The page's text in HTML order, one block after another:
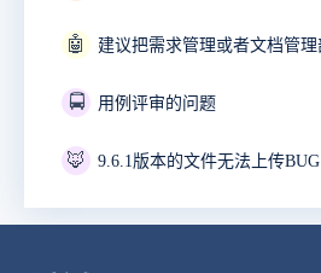
🤖
🚍 用例评审的问题
🦊 9.6.1版本的文件无法上传BUG